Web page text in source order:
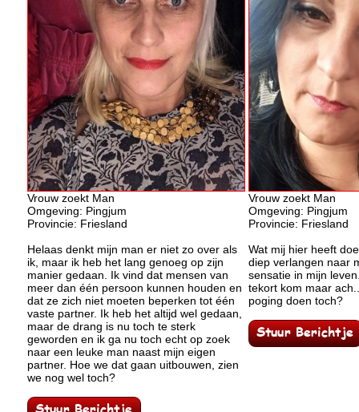
Vrouw zoekt Man
Omgeving: Pingjum
Provincie: Friesland
Helaas denkt mijn man er niet zo over als
ik, maar ik heb het lang genoeg op zijn
manier gedaan. Ik vind dat mensen van
meer dan één persoon kunnen houden en
dat ze zich niet moeten beperken tot één
vaste partner. Ik heb het altijd wel gedaan,
maar de drang is nu toch te sterk
geworden en ik ga nu toch echt op zoek
naar een leuke man naast mijn eigen
partner. Hoe we dat gaan uitbouwen, zien
we nog wel toch?
Vrouw zoekt Man
Omgeving: Pingjum
Provincie: Friesland
Wat mij hier heeft
diep verlangen naar
sensatie in mijn
tekort kom maar
poging doen toch?